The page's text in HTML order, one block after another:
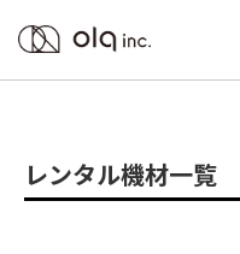
レンタル機材一覧